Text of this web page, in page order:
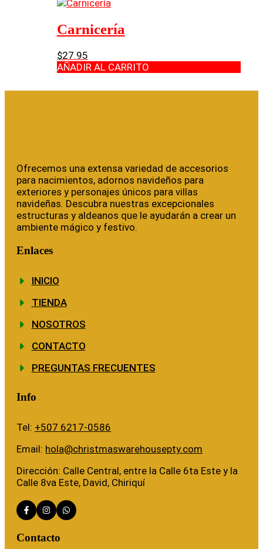
Carnicería
$27.95
AÑADIR AL CARRITO
Ofrecemos una extensa variedad de accesorios
para nacimientos, adornos navideños para
exteriores y personajes únicos para villas
navideñas. Descubra nuestras excepcionales
estructuras y aldeanos que le ayudarán a crear un
ambiente mágico y festivo.
Enlaces
INICIO
TIENDA
NOSOTROS
CONTACTO
PREGUNTAS FRECUENTES
Info
Tel: +507 6217-0586
Email: hola@christmaswarehousepty.com
Dirección: Calle Central, entre la Calle 6ta Este y la
Calle 8va Este, David, Chiriquí
Contacto